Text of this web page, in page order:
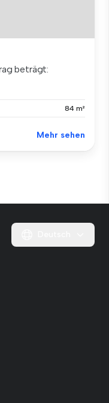
beträgt:
84 m²
Mehr sehen